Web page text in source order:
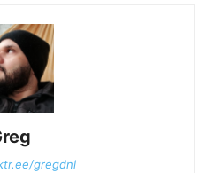
gregdnl